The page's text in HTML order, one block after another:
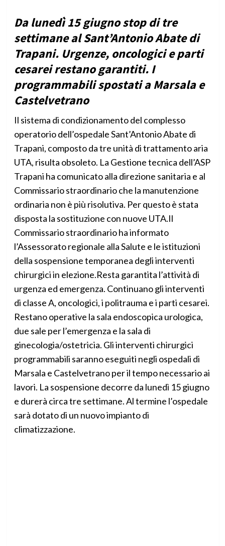
Da lunedì 15 giugno stop di tre
settimane al Sant’Antonio Abate di
Trapani. Urgenze, oncologici e parti
cesarei restano garantiti. I
programmabili spostati a Marsala e
Castelvetrano
Il sistema di condizionamento del complesso
operatorio dell’ospedale Sant’Antonio Abate di
Trapani, composto da tre unità di trattamento aria
UTA, risulta obsoleto. La Gestione tecnica dell’ASP
Trapani ha comunicato alla direzione sanitaria e al
Commissario straordinario che la manutenzione
ordinaria non è più risolutiva. Per questo è stata
disposta la sostituzione con nuove UTA.Il
Commissario straordinario ha informato
l’Assessorato regionale alla Salute e le istituzioni
della sospensione temporanea degli interventi
chirurgici in elezione.Resta garantita l’attività di
urgenza ed emergenza. Continuano gli interventi
di classe A, oncologici, i politrauma e i parti cesarei.
Restano operative la sala endoscopica urologica,
due sale per l’emergenza e la sala di
ginecologia/ostetricia. Gli interventi chirurgici
programmabili saranno eseguiti negli ospedali di
Marsala e Castelvetrano per il tempo necessario ai
lavori. La sospensione decorre da lunedì 15 giugno
e durerà circa tre settimane. Al termine l’ospedale
sarà dotato di un nuovo impianto di
climatizzazione.